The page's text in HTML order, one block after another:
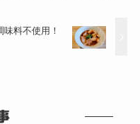
料不使用！